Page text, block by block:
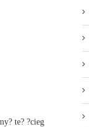
te? ?cieg